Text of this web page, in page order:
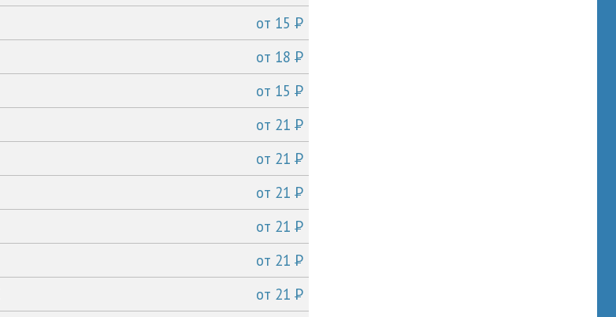
от 15P
от 18P
от 15P
от 21P
от 21P
от 21P
от 21P
от 21P
от 21P